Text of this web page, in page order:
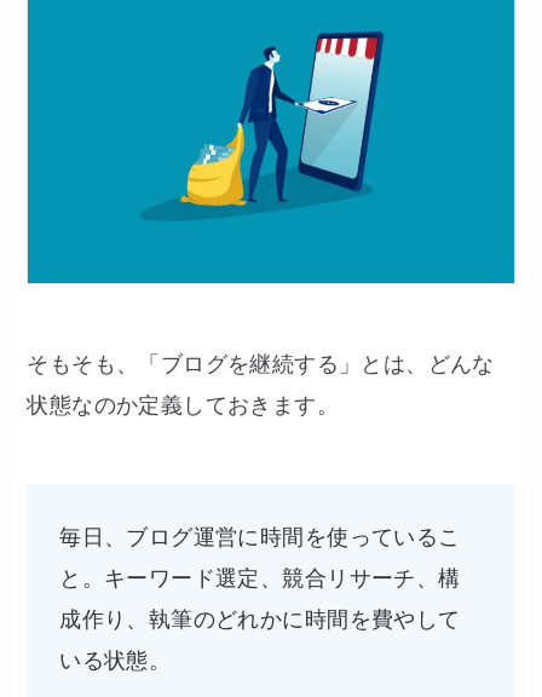
そもそも、「ブログを継続する」とは、どんな
状態なのか定義しておきます。
毎日、ブログ運営に時間を使っているこ
と。キーワード選定、競合リサーチ、構
成作り、執筆のどれかに時間を費やして
いる状態。